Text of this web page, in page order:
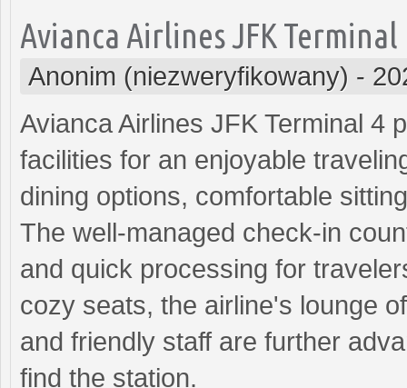
Avianca Airlines JFK Terminal
Anonim (niezweryfikowany) -
Avianca Airlines JFK Terminal 4
facilities for an enjoyable
dining options, comfortable
The well-managed check-in
and quick processing for
cozy seats, the airline's lounge
and friendly staff are further
find the station.